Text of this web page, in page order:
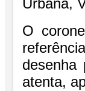
O
desenha
atenta,